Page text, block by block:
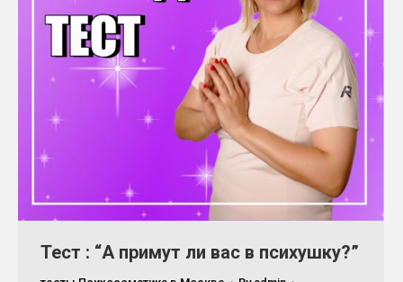
Тест : “А примут ли вас в психушку?”